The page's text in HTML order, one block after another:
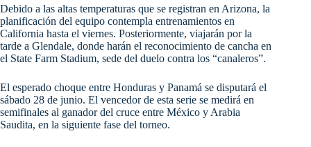
Debido a las altas temperaturas que se registran en Arizona, la
planificación del equipo contempla entrenamientos en
California hasta el viernes. Posteriormente, viajarán por la
tarde a Glendale, donde harán el reconocimiento de cancha en
el State Farm Stadium, sede del duelo contra los “canaleros”.
El esperado choque entre Honduras y Panamá se disputará el
sábado 28 de junio. El vencedor de esta serie se medirá en
semifinales al ganador del cruce entre México y Arabia
Saudita, en la siguiente fase del torneo.